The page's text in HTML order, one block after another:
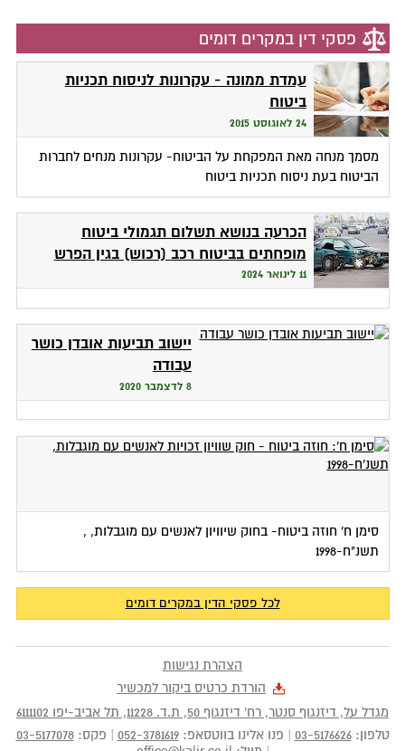
פסקי דין במקרים דומים
עמדת ממונה - עקרונות לניסוח תכניות
ביטוח
24 לאוגוסט 2015
מסמך מנחה מאת המפקחת על הביטוח- עקרונות מנחים לחברות
הביטוח בעת ניסוח תכניות ביטוח
הכרעה בנושא תשלום תגמולי ביטוח
מופחתים בביטוח רכב (רכוש) בגין הפרש
במחירי חלפים כאשר הרכב תוקן במוסך
11 לינואר 2024
יישוב תביעות אובדן כושר
עבודה
8 לדצמבר 2020
סימן ח': חוזה ביטוח - חוק שוויון זכויות לאנשים עם
מוגבלות, תשנ"ח-1998
18 לאוקטובר 2020
סימן ח' חוזה ביטוח- בחוק שיוויון לאנשים עם מוגבלות, ,
תשנ"ח-1998
לכל פסקי הדין במקרים דומים
הצהרת נגישות
הורדת כרטיס ביקור למכשיר
מגדל על, דיזנגוף סנטר, רח' דיזנגוף 50
, ת.ד. 11228
, תל אביב-יפו 6111102
טלפון:03-5176626 פנו אלינו בווטסאפ:052-3781619 פקס:03-5177078